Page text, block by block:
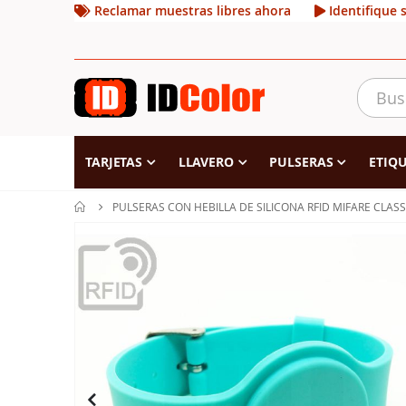
Reclamar muestras libres ahora
Identifique
TARJETAS LLAVERO PULSERAS
PULSERAS CON HEBILLA DE SILICONA RFID MIFARE
al
de
imágenes